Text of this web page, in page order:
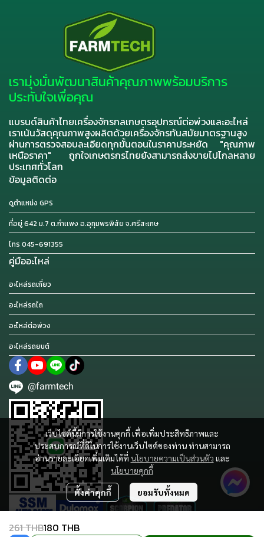
261 THB180 THB
เว็บไซต์นี้มีการใช้งานคุกกี้ เพื่อเพิ่มประสิทธิภาพและ
ประสบการณ์ที่ดีในการใช้งานเว็บไซต์ของท่าน ท่านสามารถ
อ่านรายละเอียดเพิ่มเติมได้ที่ นโยบายความเป็นส่วนตัว และ
นโยบายคุกกี้
ตั้งค่าคุกกี้ ยอมรับทั้งหมด
เรามุ่งมั่นพัฒนาสินค้าคุณภาพพร้อมบริการ
ประทับใจเพื่อคุณ
แบรนด์สินค้าไทยเครื่องจักรกลเกษตรอุปกรณ์ต่อพ่วงและอะไหล่
เราเน้นวัสดุคุณภาพสูงผลิตด้วยเครื่องจักรทันสมัยมาตรฐานสูง
ผ่านการตรวจสอบละเอียดทุกขั้นตอนในราคาประหยัด "คุณภาพ
เหนือราคา" ถูกใจเกษตรกรไทยยังสามารถส่งขายไปไกลหลาย
ประเทศทั่วโลก
ข้อมูลติดต่อ
ดูตำแหน่ง GPS
ที่อยู่ 642 ม.7 ต.กำเเพง อ.อุทุมพรพิสัย จ.ศรีสะเกษ
โทร 045-691355
คู่มืออะไหล่
อะไหล่รถเกี่ยว
อะไหล่รถไถ
อะไหล่ต่อพ่วง
อะไหล่รถยนต์
@farmtech